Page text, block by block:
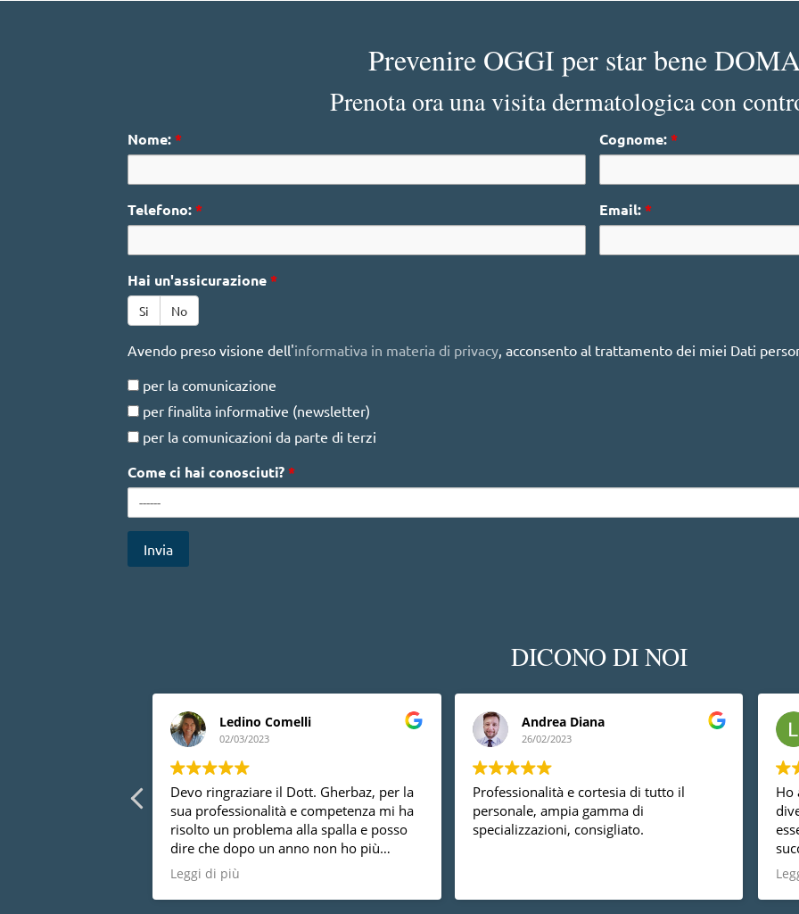
Prevenire OGGI per star bene
Prenota ora una visita dermatologica con
Nome:* Cognome:*
Telefono:* Email:*
Hai un'assicurazione*
Si No
Avendo preso visione dell'informativa in materia di privacy , acconsento al trattamento dei miei Dati
privacy
per la comunicazione
per finalita informative (newsletter)
per la comunicazioni da parte di terzi
Come ci hai conosciuti?*
DICONO DI NOI
Ledino Comelli
02/03/2023
Devo ringraziare il Dott. Gherbaz, per la
sua professionalità e competenza mi ha
risolto un problema alla spalla e posso
dire che dopo un anno non ho più
nessun dolore, vorrei anche dire che è
una persona molto disponibile cosa non
da tutti.
Leggi di più
Andrea Diana
26/02/2023
Professionalità e cortesia di tutto il
personale, ampia gamma di
specializzazioni, consigliato.
Ho
dal